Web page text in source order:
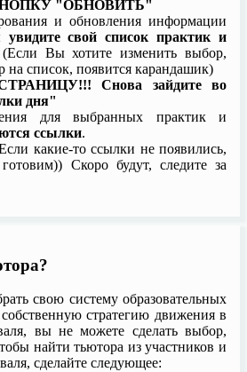
"ОБНОВИТЬ"
и обновления информации
увидите свой список практик и
Вы хотите изменить выбор,
на список, появится карандашик)
Снова зайдите во
дня"
для выбранных практик и
ссылки.
какие-то ссылки не появились,
Скоро будут, следите за
свою систему образовательных
стратегию движения в
вы не можете сделать выбор,
найти тьютора из участников и
сделайте следующее: